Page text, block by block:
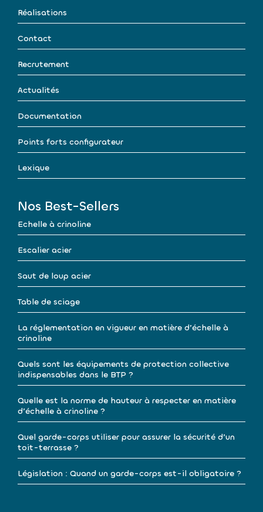
Réalisations
Contact
Recrutement
Actualités
Documentation
Points forts configurateur
Lexique
Nos Best-Sellers
Echelle à crinoline
Escalier acier
Saut de loup acier
Table de sciage
La réglementation en vigueur en matière d’échelle à
crinoline
Quels sont les équipements de protection collective
indispensables dans le BTP ?
Quelle est la norme de hauteur à respecter en matière
d’échelle à crinoline ?
Quel garde-corps utiliser pour assurer la sécurité d’un
toit-terrasse ?
Législation : Quand un garde-corps est-il obligatoire ?